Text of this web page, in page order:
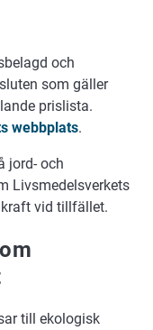
och
som gäller
prislista.
webbplats.
jord- och
Livsmedelsverkets
vid tillfället.
till ekologisk